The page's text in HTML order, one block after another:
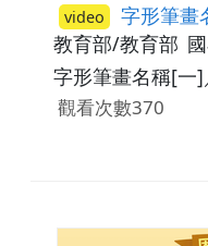
video 字形筆畫
教育部/教育部
字形筆畫名稱[一
觀看次數370